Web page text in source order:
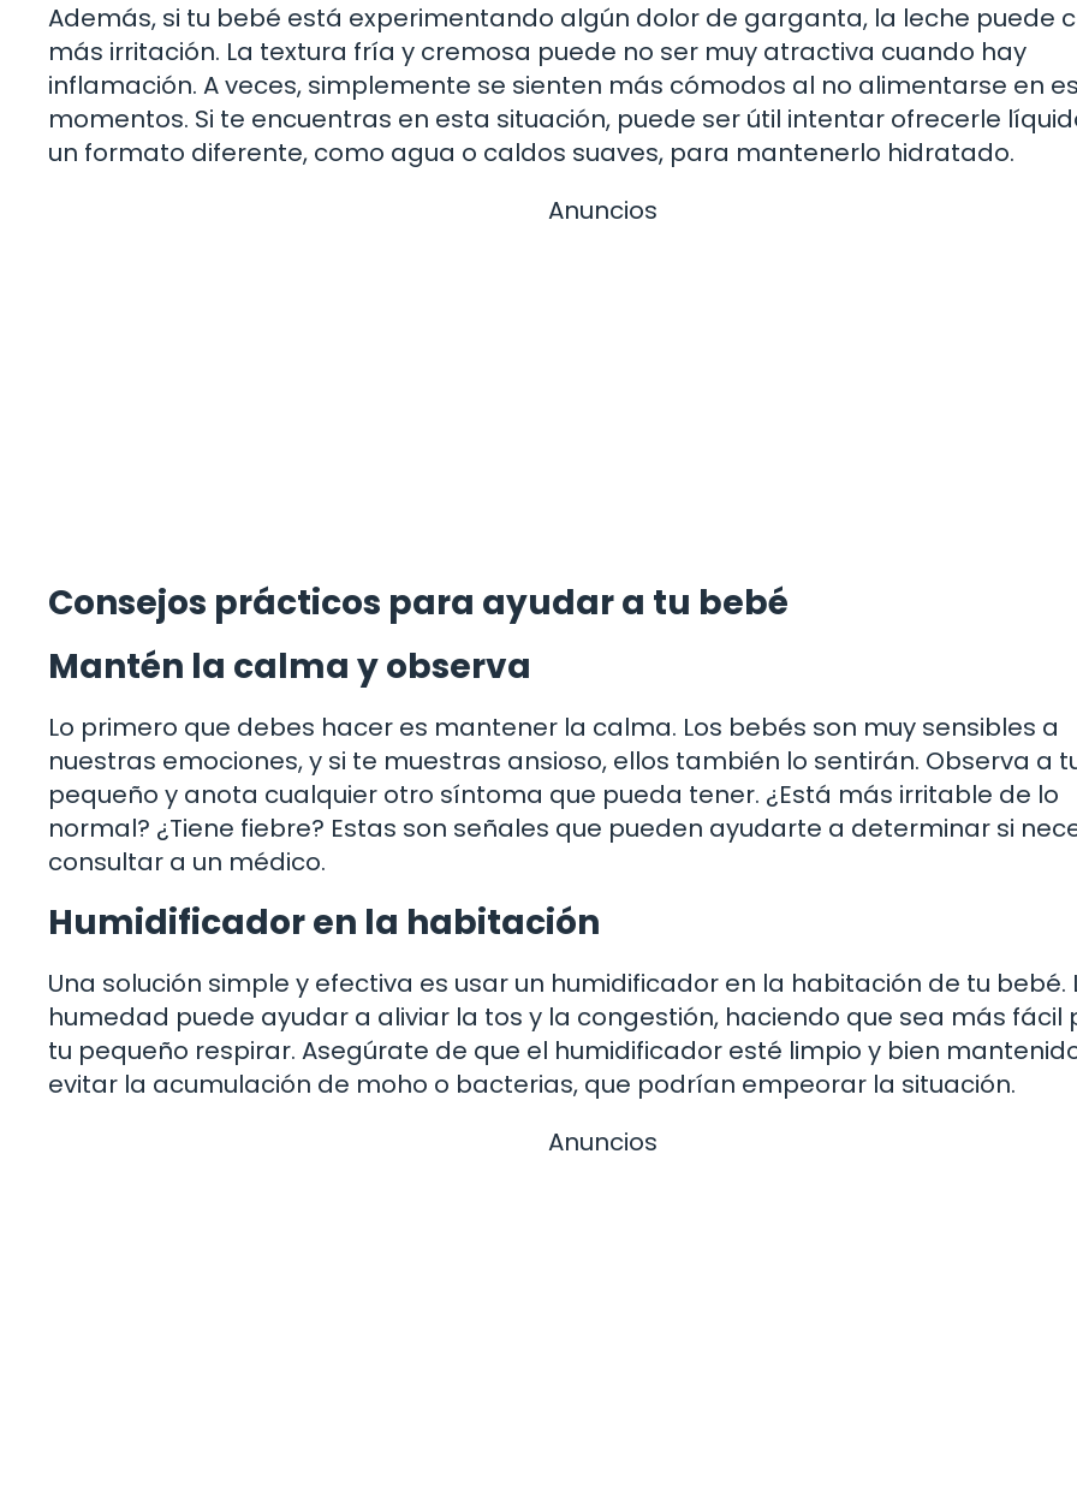
Además, si tu bebé está experimentando algún dolor de garganta, la leche puede
más irritación. La textura fría y cremosa puede no ser muy atractiva cuando hay
inflamación. A veces, simplemente se sienten más cómodos al no alimentarse en
momentos. Si te encuentras en esta situación, puede ser útil intentar ofrecerle
un formato diferente, como agua o caldos suaves, para mantenerlo hidratado.
Anuncios
Consejos prácticos para ayudar a tu bebé
Mantén la calma y observa
Lo primero que debes hacer es mantener la calma. Los bebés son muy sensibles a
nuestras emociones, y si te muestras ansioso, ellos también lo sentirán. Observa a
pequeño y anota cualquier otro síntoma que pueda tener. ¿Está más irritable de lo
normal? ¿Tiene fiebre? Estas son señales que pueden ayudarte a determinar si
consultar a un médico.
Humidificador en la habitación
Una solución simple y efectiva es usar un humidificador en la habitación de tu bebé.
humedad puede ayudar a aliviar la tos y la congestión, haciendo que sea más fácil
tu pequeño respirar. Asegúrate de que el humidificador esté limpio y bien
evitar la acumulación de moho o bacterias, que podrían empeorar la situación.
Anuncios